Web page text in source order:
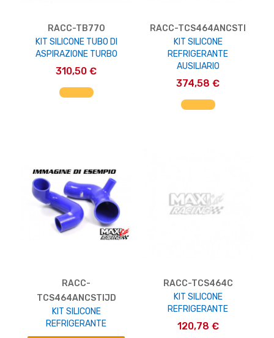
RACC-TB770
KIT SILICONE TUBO DI
ASPIRAZIONE TURBO
310,50 €
AGGIUNGI AL CARRELLO
RACC-TCS464ANCSTI
KIT SILICONE
REFRIGERANTE
AUSILIARIO
374,58 €
AGGIUNGI AL CARRELLO
RACC-
TCS464ANCSTIJD
KIT SILICONE
REFRIGERANTE
RACC-TCS464C
KIT SILICONE
REFRIGERANTE
120,78 €